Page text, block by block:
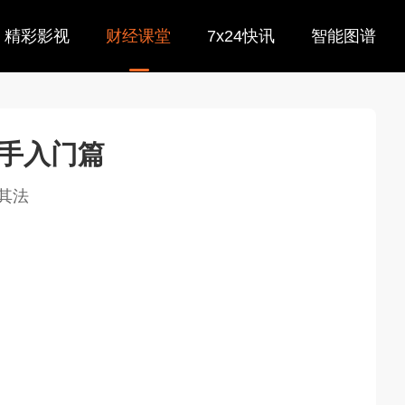
精彩影视 财经课堂 7x24快讯 智能图谱
入门篇
法